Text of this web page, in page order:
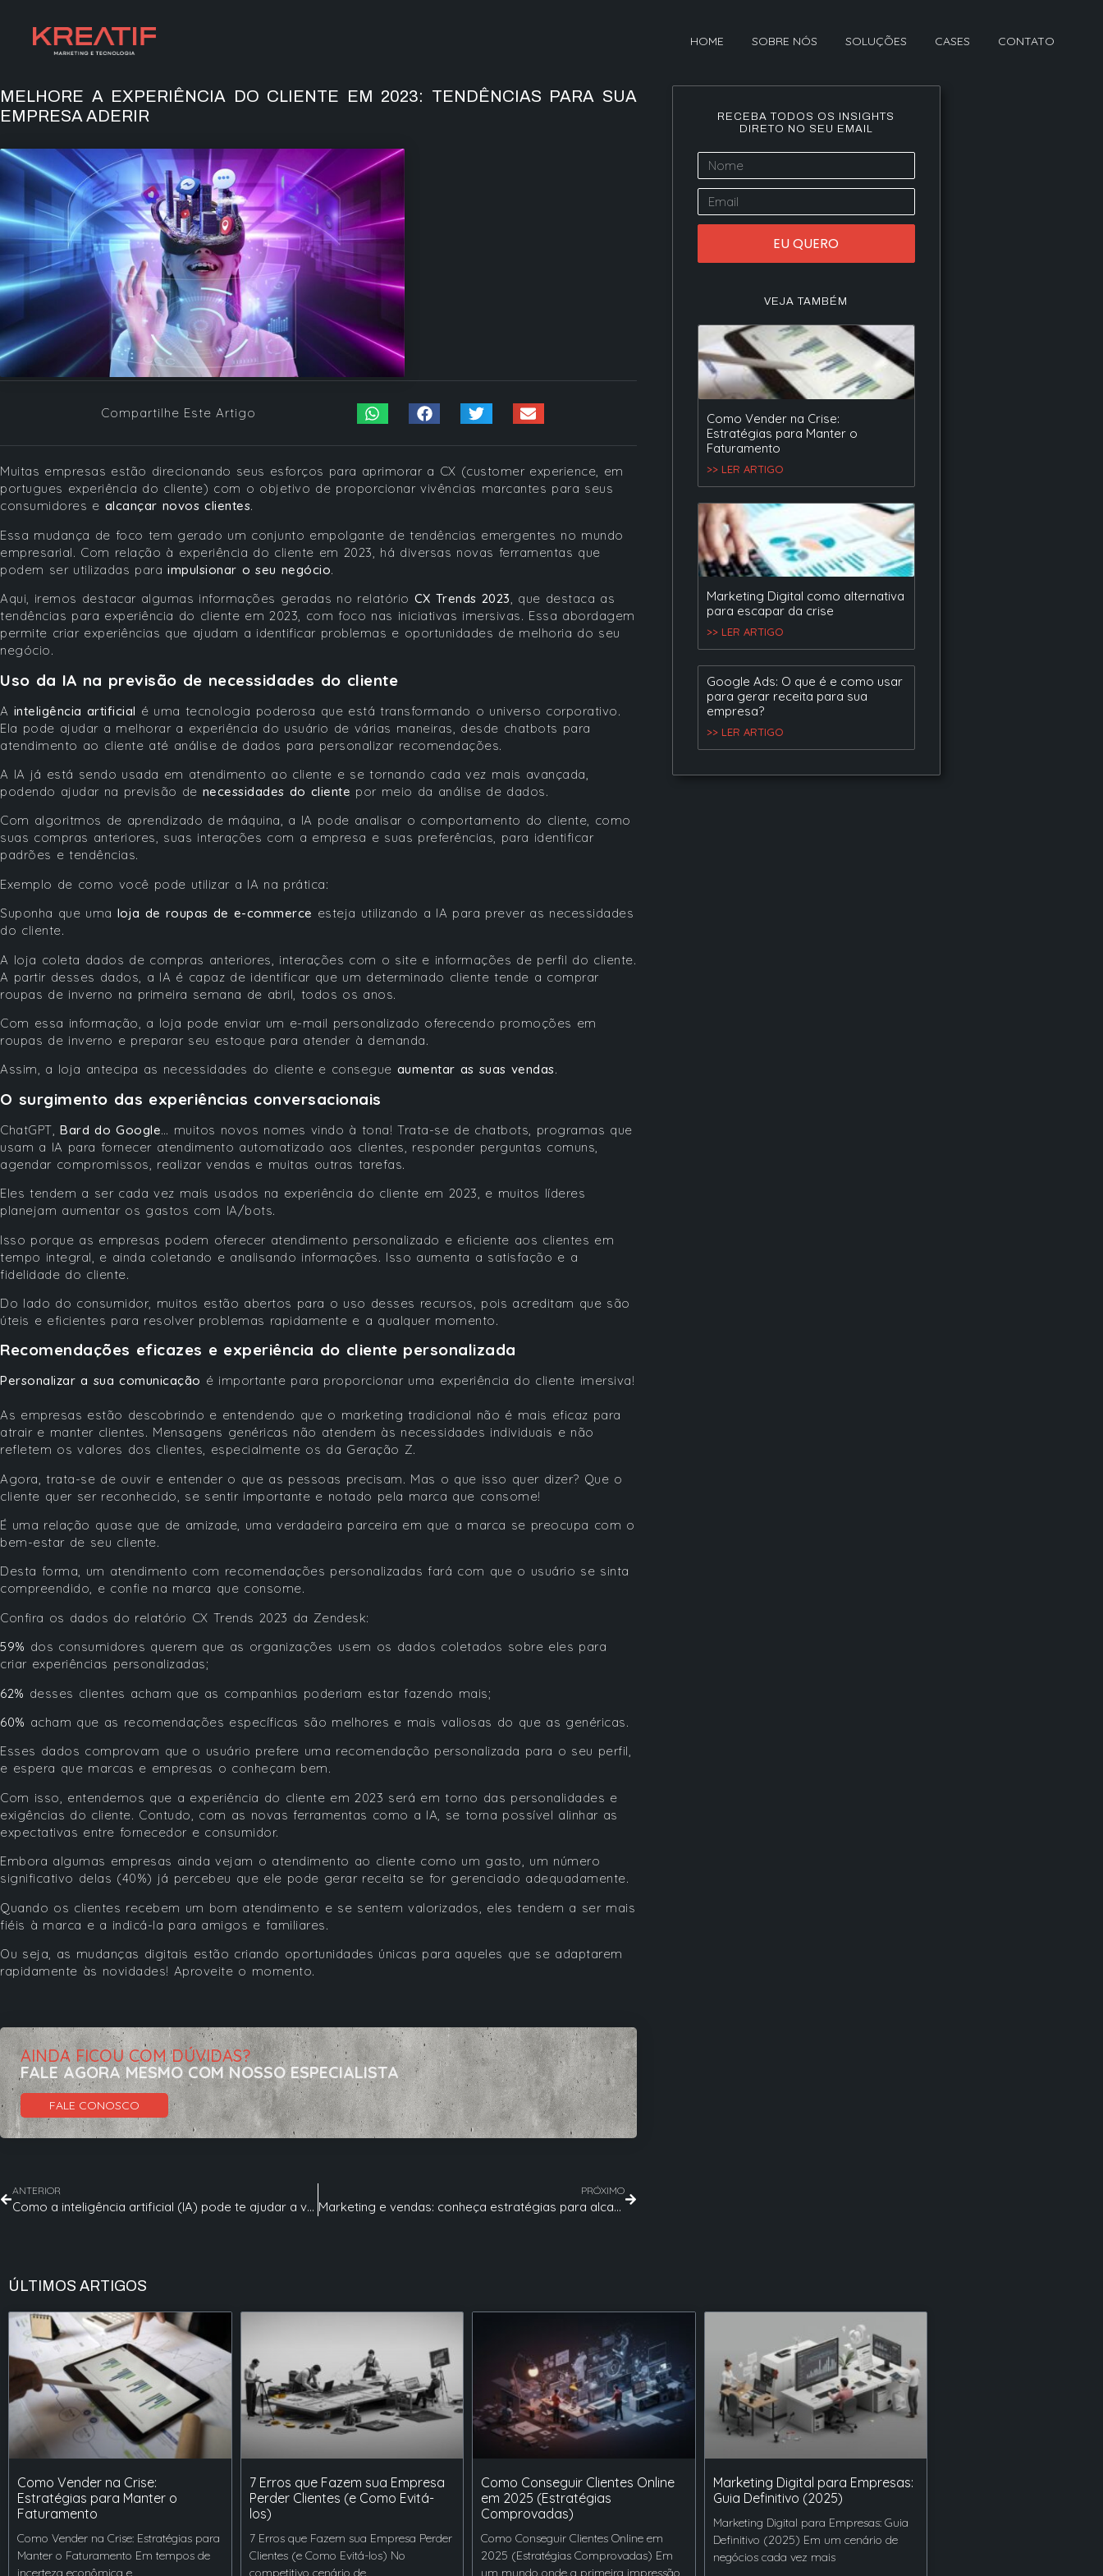
HOME SOBRE NÓS SOLUÇÕES CASES CONTATO
MELHORE A EXPERIÊNCIA DO CLIENTE EM 2023: TENDÊNCIAS PARA SUA
EMPRESA ADERIR
Compartilhe Este Artigo
Muitas empresas estão direcionando seus esforços para aprimorar a CX (customer experience, em
portugues experiência do cliente) com o objetivo de proporcionar vivências marcantes para seus
consumidores e alcançar novos clientes.
Essa mudança de foco tem gerado um conjunto empolgante de tendências emergentes no mundo
empresarial. Com relação à experiência do cliente em 2023, há diversas novas ferramentas que
podem ser utilizadas para impulsionar o seu negócio.
Aqui, iremos destacar algumas informações geradas no relatório CX Trends 2023, que destaca as
tendências para experiência do cliente em 2023, com foco nas iniciativas imersivas. Essa abordagem
permite criar experiências que ajudam a identificar problemas e oportunidades de melhoria do seu
negócio.
Uso da IA na previsão de necessidades do cliente
A inteligência artificial é uma tecnologia poderosa que está transformando o universo corporativo.
Ela pode ajudar a melhorar a experiência do usuário de várias maneiras, desde chatbots para
atendimento ao cliente até análise de dados para personalizar recomendações.
A IA já está sendo usada em atendimento ao cliente e se tornando cada vez mais avançada,
podendo ajudar na previsão de necessidades do cliente por meio da análise de dados.
Com algoritmos de aprendizado de máquina, a IA pode analisar o comportamento do cliente, como
suas compras anteriores, suas interações com a empresa e suas preferências, para identificar
padrões e tendências.
Exemplo de como você pode utilizar a IA na prática:
Suponha que uma loja de roupas de e-commerce esteja utilizando a IA para prever as necessidades
do cliente.
A loja coleta dados de compras anteriores, interações com o site e informações de perfil do cliente.
A partir desses dados, a IA é capaz de identificar que um determinado cliente tende a comprar
roupas de inverno na primeira semana de abril, todos os anos.
Com essa informação, a loja pode enviar um e-mail personalizado oferecendo promoções em
roupas de inverno e preparar seu estoque para atender à demanda.
Assim, a loja antecipa as necessidades do cliente e consegue aumentar as suas vendas.
O surgimento das experiências conversacionais
ChatGPT, Bard do Google… muitos novos nomes vindo à tona! Trata-se de chatbots, programas que
usam a IA para fornecer atendimento automatizado aos clientes, responder perguntas comuns,
agendar compromissos, realizar vendas e muitas outras tarefas.
Eles tendem a ser cada vez mais usados na experiência do cliente em 2023, e muitos líderes
planejam aumentar os gastos com IA/bots.
Isso porque as empresas podem oferecer atendimento personalizado e eficiente aos clientes em
tempo integral, e ainda coletando e analisando informações. Isso aumenta a satisfação e a
fidelidade do cliente.
Do lado do consumidor, muitos estão abertos para o uso desses recursos, pois acreditam que são
úteis e eficientes para resolver problemas rapidamente e a qualquer momento.
Recomendações eficazes e experiência do cliente personalizada
Personalizar a sua comunicação é importante para proporcionar uma experiência do cliente imersiva!
As empresas estão descobrindo e entendendo que o marketing tradicional não é mais eficaz para
atrair e manter clientes. Mensagens genéricas não atendem às necessidades individuais e não
refletem os valores dos clientes, especialmente os da Geração Z.
Agora, trata-se de ouvir e entender o que as pessoas precisam. Mas o que isso quer dizer? Que o
cliente quer ser reconhecido, se sentir importante e notado pela marca que consome!
É uma relação quase que de amizade, uma verdadeira parceira em que a marca se preocupa com o
bem-estar de seu cliente.
Desta forma, um atendimento com recomendações personalizadas fará com que o usuário se sinta
compreendido, e confie na marca que consome.
Confira os dados do relatório CX Trends 2023 da Zendesk:
59% dos consumidores querem que as organizações usem os dados coletados sobre eles para
criar experiências personalizadas;
62% desses clientes acham que as companhias poderiam estar fazendo mais;
60% acham que as recomendações específicas são melhores e mais valiosas do que as genéricas.
Esses dados comprovam que o usuário prefere uma recomendação personalizada para o seu perfil,
e espera que marcas e empresas o conheçam bem.
Com isso, entendemos que a experiência do cliente em 2023 será em torno das personalidades e
exigências do cliente. Contudo, com as novas ferramentas como a IA, se torna possível alinhar as
expectativas entre fornecedor e consumidor.
Embora algumas empresas ainda vejam o atendimento ao cliente como um gasto, um número
significativo delas (40%) já percebeu que ele pode gerar receita se for gerenciado adequadamente.
Quando os clientes recebem um bom atendimento e se sentem valorizados, eles tendem a ser mais
fiéis à marca e a indicá-la para amigos e familiares.
Ou seja, as mudanças digitais estão criando oportunidades únicas para aqueles que se adaptarem
rapidamente às novidades! Aproveite o momento.
AINDA FICOU COM DÚVIDAS?
FALE AGORA MESMO COM NOSSO ESPECIALISTA
FALE CONOSCO
ANTERIOR
Como a inteligência artificial (IA) pode te ajudar a vender mais
PRÓXIMO
Marketing e vendas: conheça estratégias para alcançar o sucesso do seu negócio
RECEBA TODOS OS INSIGHTS
DIRETO NO SEU EMAIL
EU QUERO
VEJA TAMBÉM
Como Vender na Crise:
Estratégias para Manter o
Faturamento
>> LER ARTIGO
Marketing Digital como alternativa
para escapar da crise
>> LER ARTIGO
Google Ads: O que é e como usar
para gerar receita para sua
empresa?
>> LER ARTIGO
ÚLTIMOS ARTIGOS
Como Vender na Crise:
Estratégias para Manter o
Faturamento
Como Vender na Crise: Estratégias para
Manter o Faturamento Em tempos de
incerteza econômica e
7 Erros que Fazem sua Empresa
Perder Clientes (e Como Evitá-
los)
7 Erros que Fazem sua Empresa Perder
Clientes (e Como Evitá-los) No
competitivo cenário de
Como Conseguir Clientes Online
em 2025 (Estratégias
Comprovadas)
Como Conseguir Clientes Online em
2025 (Estratégias Comprovadas) Em
um mundo onde a primeira impressão
Marketing Digital para Empresas:
Guia Definitivo (2025)
Marketing Digital para Empresas: Guia
Definitivo (2025) Em um cenário de
negócios cada vez mais